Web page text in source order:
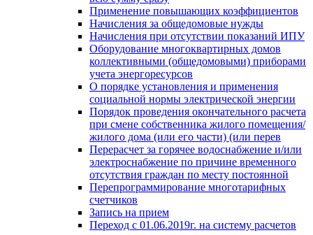
Применение повышающих коэффициентов
Начисления за общедомовые нужды
Начисления при отсутствии показаний ИПУ
Оборудование многоквартирных домов
коллективными (общедомовыми) приборами
учета энергоресурсов
О порядке установления и применения
социальной нормы электрической энергии
Порядок проведения окончательного расчета
при смене собственника жилого помещения/
жилого дома (или его части) (или перев
Перерасчет за горячее водоснабжение и/или
электроснабжение по причине временного
отсутствия граждан по месту постоянной
Перепрограммирование многотарифных
счетчиков
Запись на прием
Переход с 01.06.2019г. на систему расчетов